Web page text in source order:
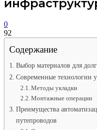
0
92
Содержание
Выбор материалов для
Современные технологии
Методы укладки
Монтажные операции
Преимущества
путепроводов